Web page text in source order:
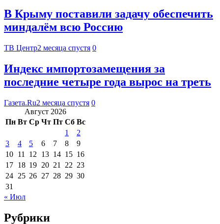
В Крыму поставили задачу обеспечить
миндалём всю Россию
ТВ Центр2 месяца спустя 0
Индекс импортозамещения за
последние четыре года вырос на треть
Газета.Ru2 месяца спустя 0
Август 2026
Пн Вт Ср Чт Пт Сб Вс
1
2
3
4 5 6 7 8
9
10 11 12 13 14 15 16
17 18 19 20 21 22 23
24 25 26 27 28 29 30
31
« Июл
Рубрики